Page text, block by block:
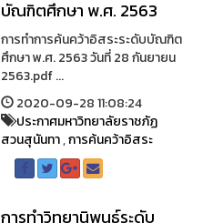
บัณฑิตศึกษา พ.ศ. 2563
การทำการค้นคว้าอิสระระดับบัณฑิต
ศึกษา พ.ศ. 2563 วันที่ 28 กันยายน
2563.pdf ...
2020-09-28 11:08:24
ประกาศมหาวิทยาลัยราชภัฏ
สวนสุนันทา,การค้นคว้าอิสระ
การทำวิทยานิพนธ์ระดับ